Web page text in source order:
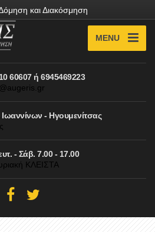
και Διακόσμηση
MENU
60607 ή 6945469223
- Ηγουμενίτσας
- Σάβ. 7.00 - 17.00
ΚΛΕΙΣΤΑ